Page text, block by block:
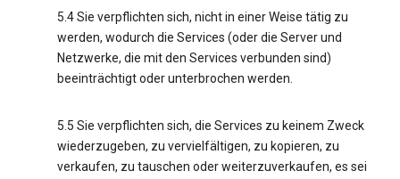
5.4 Sie verpflichten sich, nicht in einer Weise tätig zu
werden, wodurch die Services (oder die Server und
Netzwerke, die mit den Services verbunden sind)
beeinträchtigt oder unterbrochen werden.
5.5 Sie verpflichten sich, die Services zu keinem Zweck
wiederzugeben, zu vervielfältigen, zu kopieren, zu
verkaufen, zu tauschen oder weiterzuverkaufen, es sei